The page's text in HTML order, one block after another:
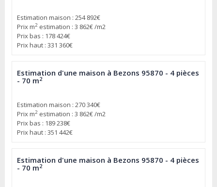
Estimation maison : 254 892€
Prix m2 estimation : 3 862€ /m2
Prix bas : 178 424€
Prix haut : 331 360€
Estimation d'une maison à Bezons 95870 - 4 pièces
- 70 m2
Estimation maison : 270 340€
Prix m2 estimation : 3 862€ /m2
Prix bas : 189 238€
Prix haut : 351 442€
Estimation d'une maison à Bezons 95870 - 4 pièces
- 70 m2